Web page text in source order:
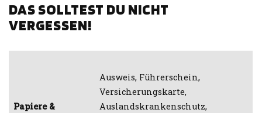
DAS SOLLTEST DU NICHT
VERGESSEN!
Papiere &
Ausweis, Führerschein,
Versicherungskarte,
Auslandskrankenschutz,